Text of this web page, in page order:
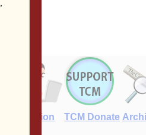
E-Edition TCM Donate